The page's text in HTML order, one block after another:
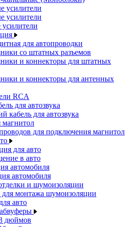
усилители
усилители
для автопроводки
со штатных разъемов
и коннекторы для штатных
и коннекторы для антенных
RCA
для автозвука
кабель для автозвука
магнитол
для подключения магнитол
для авто
в авто
автомобиля
автомобиля
и шумоизоляции
монтажа шумоизоляции
авто
дюймов